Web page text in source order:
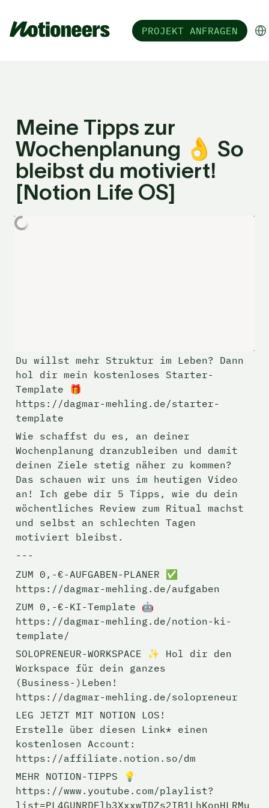
PROJEKT ANFRAGEN
Meine Tipps zur
Wochenplanung 👌 So
bleibst du motiviert!
[Notion Life OS]
Du willst mehr Struktur im Leben? Dann
hol dir mein kostenloses Starter-
Template 🎁
https://dagmar-mehling.de/starter-
template
Wie schaffst du es, an deiner
Wochenplanung dranzubleiben und damit
deinen Ziele stetig näher zu kommen?
Das schauen wir uns im heutigen Video
an! Ich gebe dir 5 Tipps, wie du dein
wöchentliches Review zum Ritual machst
und selbst an schlechten Tagen
motiviert bleibst.
---
ZUM 0,-€-AUFGABEN-PLANER ✅
https://dagmar-mehling.de/aufgaben
ZUM 0,-€-KI-Template 🤖
https://dagmar-mehling.de/notion-ki-
template/
SOLOPRENEUR-WORKSPACE ✨ Hol dir den
Workspace für dein ganzes
(Business-)Leben!
https://dagmar-mehling.de/solopreneur
LEG JETZT MIT NOTION LOS!
Erstelle über diesen Link* einen
kostenlosen Account:
https://affiliate.notion.so/dm
MEHR NOTION-TIPPS 💡
https://www.youtube.com/playlist?
list=PL4GUNRDFlb3XxxwTDZs2IB1LhKonHLRMu